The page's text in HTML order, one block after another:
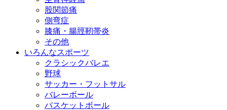
股関節痛
側弯症
膝痛・腸脛靭帯炎
その他
いろんなスポーツ
クラシックバレエ
野球
サッカー・フットサル
バレーボール
バスケットボール